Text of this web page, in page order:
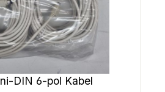
DIN 6-pol Kabel